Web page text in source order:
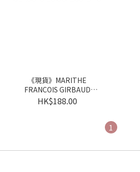
《現貨》MARITHE
FRANCOIS GIRBAUD
CLASSIC LOGO ECO BAG
HK$188.00
1